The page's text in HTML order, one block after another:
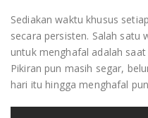
Sediakan waktu khusus
secara persisten. Salah satu
untuk menghafal adalah
Pikiran pun masih segar,
hari itu hingga menghafal